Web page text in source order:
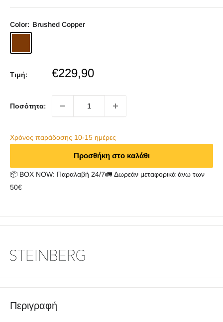
Color: Brushed Copper
Copper
Τιμή:
Sale
€229,90
Ποσότητα:
Χρόνος παράδoσης 10-15 ημέρες
Προσθήκη στο καλάθι
📦 BOX NOW: Παραλαβή 24/7🚛 Δωρεάν μεταφορικά άνω των
50€
Περιγραφή